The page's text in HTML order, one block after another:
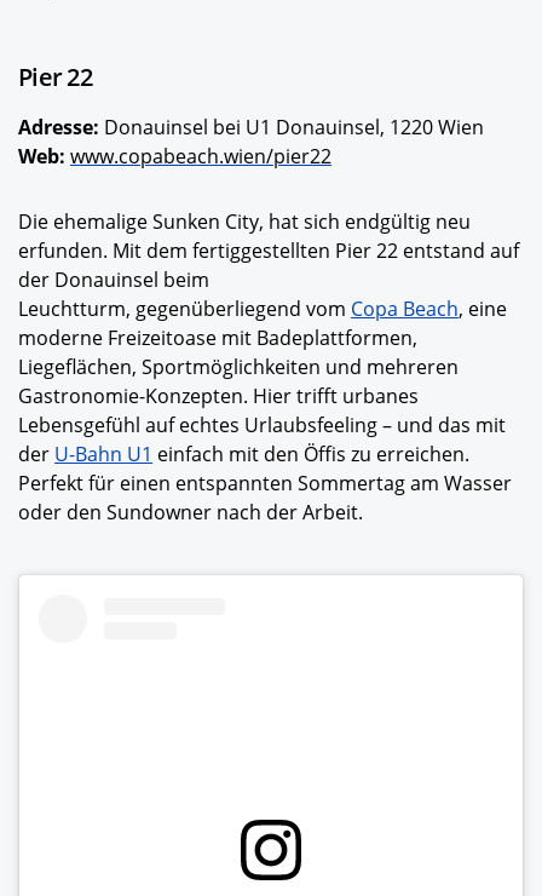
Pier 22
Adresse: Donauinsel bei U1 Donauinsel, 1220 Wien
Web: www.copabeach.wien/pier22
Die ehemalige Sunken City, hat sich endgültig neu
erfunden. Mit dem fertiggestellten Pier 22 entstand auf
der Donauinsel beim
Leuchtturm, gegenüberliegend vom Copa Beach, eine
moderne Freizeitoase mit Badeplattformen,
Liegeflächen, Sportmöglichkeiten und mehreren
Gastronomie-Konzepten. Hier trifft urbanes
Lebensgefühl auf echtes Urlaubsfeeling – und das mit
der U-Bahn U1 einfach mit den Öffis zu erreichen.
Perfekt für einen entspannten Sommertag am Wasser
oder den Sundowner nach der Arbeit.